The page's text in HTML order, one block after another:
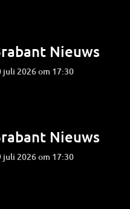
Nieuws
juli 2026 om 17:30
Nieuws
juli 2026 om 17:30